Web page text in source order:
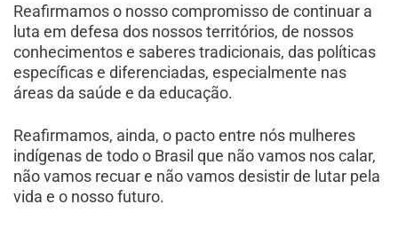
Reafirmamos o nosso compromisso de continuar a
luta em defesa dos nossos territórios, de nossos
conhecimentos e saberes tradicionais, das políticas
específicas e diferenciadas, especialmente nas
áreas da saúde e da educação.
Reafirmamos, ainda, o pacto entre nós mulheres
indígenas de todo o Brasil que não vamos nos calar,
não vamos recuar e não vamos desistir de lutar pela
vida e o nosso futuro.